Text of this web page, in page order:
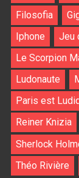
Filosofia
Iphone
Jeu
Le Scorpion
Ludonaute
Paris est
Reiner Knizia
Sherlock
Théo Rivière